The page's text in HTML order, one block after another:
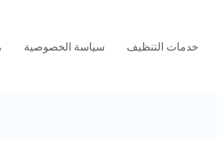
خدمات التنظيف سياسة الخصوصية